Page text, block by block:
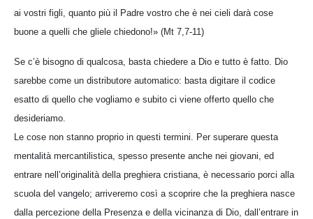
ai vostri figli, quanto più il Padre vostro che è nei cieli darà cose
buone a quelli che gliele chiedono!» (Mt 7,7-11)
Se c’è bisogno di qualcosa, basta chiedere a Dio e tutto è fatto. Dio
sarebbe come un distributore automatico: basta digitare il codice
esatto di quello che vogliamo e subito ci viene offerto quello che
desideriamo.
Le cose non stanno proprio in questi termini. Per superare questa
mentalità mercantilistica, spesso presente anche nei giovani, ed
entrare nell’originalità della preghiera cristiana, è necessario porci alla
scuola del vangelo; arriveremo così a scoprire che la preghiera nasce
dalla percezione della Presenza e della vicinanza di Dio, dall’entrare in